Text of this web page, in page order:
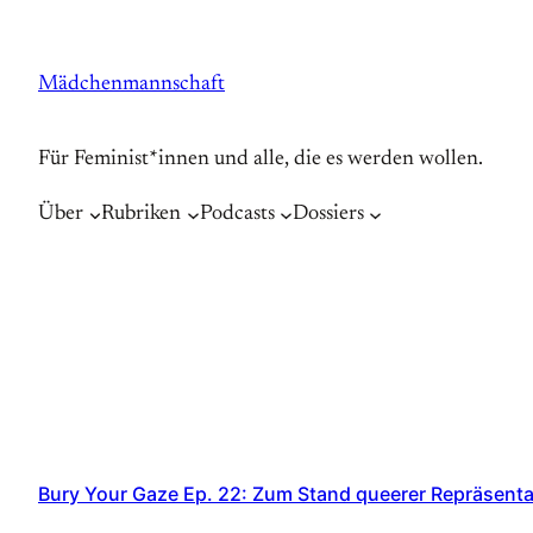
springen
Mädchenmannschaft
Für Feminist*innen und alle, die es werden wollen.
Über Rubriken Podcasts Dossiers
Bury Your Gaze Ep. 22: Zum Stand queerer